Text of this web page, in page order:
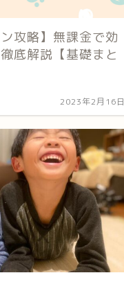
攻略】無課金で効
底解説【基礎まと
2023年2月16日